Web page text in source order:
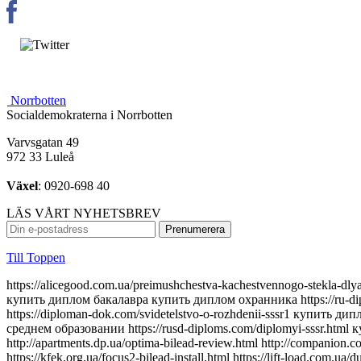
Norrbotten
Socialdemokraterna i Norrbotten
Varvsgatan 49
972 33 Luleå
Växel: 0920-698 40
LÄS VÅRT NYHETSBREV
Till Toppen
https://alicegood.com.ua/preimushchestva-kachestvennogo-stekla-dlya-far-svet-kotoryy-vam-nuzhen https://aurus-diploms.com/diplom-tekhnikuma.html https://gosznac-diplom24.com/kupit-diplom-kolledzha купить диплом бакалавра купить диплом охранника https://ru-diplomirovans.com/аттестат-9-классов https://lands-diplomix.com/goroda/orenburg.html купить диплом в ростове-на-дону https://diploman-dok.com/svidetelstvo-o-rozhdenii-sssr1 купить диплом о среднем образовании https://radiplomy.com/kupit-diplom-onlajn https://originality-diplomix.com/маркетолог купить диплом о среднем образовании https://rusd-diploms.com/diplomyi-sssr.html купить диплом в омске https://try-kolduna.com.ua/where-to-buy-bilead-lens.html https://silvestry.com.ua/top-5-powerful-bilead.html http://apartments.dp.ua/optima-bilead-review.html http://companion.com.ua/laser-bilead-future.html http://slovakia.kiev.ua/h7-bilead-lens-guide.html https://join.com.ua/h4-bilead-lens-guide.html https://kfek.org.ua/focus2-bilead-install.html https://lift-load.com.ua/dual-chip-bilead-lens.html http://davinci-design.com.ua/bolt-mount-bilead.html http://funhost.org.ua/bilead-test-drive.html http://comfortdeluxe.com.ua/bilead-selection-criteria.html http://shopsecret.com.ua/bilead-principles.html https://firma.com.ua/bilead-lens-revolution.html http://sun-shop.com.ua/bilead-lens-price-comparison.html https://para-dise.com.ua/bilead-lens-guide.html https://geliosfireworks.com.ua/bilead-installation-guide.html https://tops.net.ua/bilead-buyers-guide.html https://degustator.net.ua/bilead-2024-review.html https://oncology.com.ua/bilead-2022-rating.html https://shop4me.in.ua/bestselling-bilead-2023.html https://crazy-professor.com.ua/aozoom-bilead-review.html http://reklama-sev.com.ua/angel-eyes-bilead.html http://gollos.com.ua/angel-eyes-bilead.html http://jokes.com.ua/ams-bilead-review.html https://greenap.com.ua/adaptive-bilead-future.html http://kvn-tehno.com.ua/3-inch-bilead-market-review.html https://salesup.in.ua/3-inch-bilead-lens-guide.html http://compromat.in.ua/2-5-inch-bilead-lens-guide.html http://vlada.dp.ua/24v-bilead-truck.html https://i-medic.com.ua/steklo-dlya-far-avto-kak-vybrat-kachestvennuyu-zamenu https://renault-club.kiev.ua/zamena-stekla-far-avto-vse-chto-nuzhno-znat https://tehnoprice.in.ua/pochemu-vazhno-kachestvennoe-steklo-dlya-far-avto https://lifeinvest.com.ua/steklo-dlya-far-avto-obzor-populyarnyh-modeley https://warfare.com.ua/zamena-stekla-dlya-far-avto-poshagovaya-instruktsiya https://05161.com.ua/prozrachnost-i-stil-obnovlenie-stekla-far-dlya-avto https://brightwallpapers.com.ua/steklo-dlya-far-avto-kak-vybrat-dolgovechnyj-variant https://3dlevsha.com.ua/top-proizvoditelej-stekla-dlya-far-avto-v-2024-godu https://abank.com.ua/sovety-po-vyboru-stekla-dlya-far-avto-na-chto-obratit-vnimanie https://abshop.com.ua/zamena-stekla-na-farah-avto-kak-uluchshit-vidimost-i-stil https://alicegood.com.ua/preimushchestva-kachestvennogo-stekla-dlya-far-svet-kotoryy-vam-nuzhen https://artflo.com.ua/steklo-dlya-far-avto-obzor-byudzhetnyh-i-premialnyh-variantov https://atlantic-club.com.ua/kak-vybrat-prochnoe-steklo-